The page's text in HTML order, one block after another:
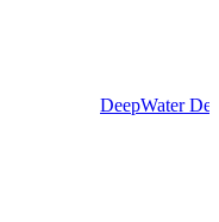
DeepWater